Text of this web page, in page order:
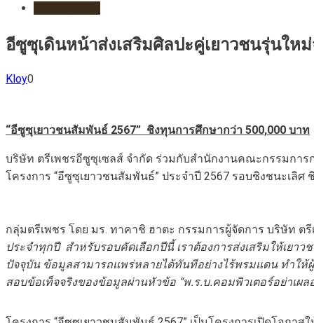
อีซูซุเดินหน้าส่งเสริมศิลปะคู่เยาวชนรุ่นใ
Kloy0
“อีซูซุเยาวชนสัมพันธ์ 2567” ชิงทุนการศึกษากว่า 500,000 บาท
บริษัท ตรีเพชรอีซูซุเซลส์ จำกัด ร่วมกับสำนักงานคณะกรรมกา
โครงการ “อีซูซุเยาวชนสัมพันธ์” ประจำปี 2567 รอบชิงชนะเ
กลุ่มตรีเพชร โดย มร. ทาคาชิ ฮาตะ กรรมการผู้จัดการ บริษัท
ประจำทุกปี สำหรับรอบคัดเลือกปีนี้ เราต้องการส่งเสริมให้เย
ปัจจุบัน ข้อมูลสามารถแพร่หลายได้ทันทีอย่างไร้พรมแดน ทำใ
สอบข้อเท็จจริงของข้อมูลผ่านหัวข้อ “พ.ร.บ.คอมพิวเตอร์อย่าเ